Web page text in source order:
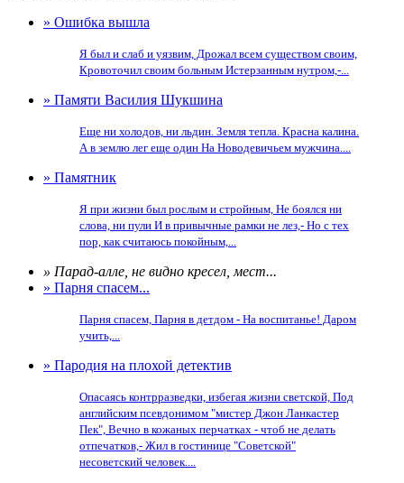
» Ошибка вышла
Я был и слаб и уязвим, Дрожал всем существом своим,
Кровоточил своим больным Истерзанным нутром,-...
» Памяти Василия Шукшина
Еще ни холодов, ни льдин. Земля тепла. Красна калина.
А в землю лег еще один На Новодевичьем мужчина....
» Памятник
Я при жизни был рослым и стройным, Не боялся ни
слова, ни пули И в привычные рамки не лез,- Но с тех
пор, как считаюсь покойным,...
» Парад-алле, не видно кресел, мест...
» Парня спасем...
Парня спасем, Парня в детдом - На воспитанье! Даром
учить,...
» Пародия на плохой детектив
Опасаясь контрразведки, избегая жизни светской, Под
английским псевдонимом "мистер Джон Ланкастер
Пек", Вечно в кожаных перчатках - чтоб не делать
отпечатков,- Жил в гостинице "Советской"
несоветский человек....